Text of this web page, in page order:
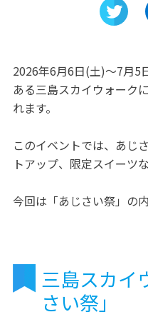
2026年6月6日(土)～7月5
ある三島スカイウォーク
れます。
このイベントでは、あじ
トアップ、限定スイーツ
今回は「あじさい祭」の
三島スカイ
さい祭」